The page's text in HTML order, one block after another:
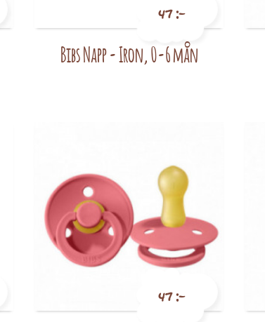
Pris
47 :-
Bibs Napp - Iron, 0-6 mån
47 :-